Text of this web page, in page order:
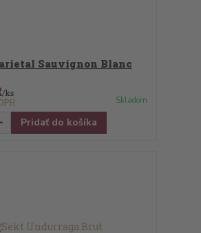
Sauvignon Blanc
/ks
Skladom
Pridať do košíka